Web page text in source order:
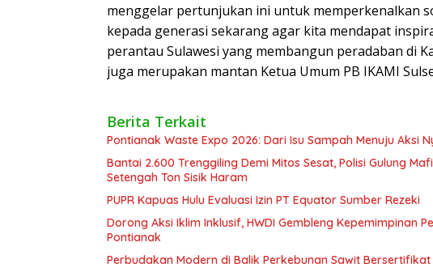
menggelar pertunjukan ini untuk memperkenalkan
kepada generasi sekarang agar kita mendapat
perantau Sulawesi yang membangun peradaban di
juga merupakan mantan Ketua Umum PB IKAMI
Berita Terkait
Pontianak Waste Expo 2026: Dari Isu Sampah Menuju Aksi
Bantai 2.600 Trenggiling Demi Mitos Sesat, Polisi Gulung
Setengah Ton Sisik Haram
PUPR Kapuas Hulu Evaluasi Izin PT Equator Sumber Rezeki
Dorong Aksi Iklim Inklusif, HWDI Gembleng Kepemimpinan
Pontianak
Perbudakan Modern di Balik Perkebunan Sawit Bersertifikat